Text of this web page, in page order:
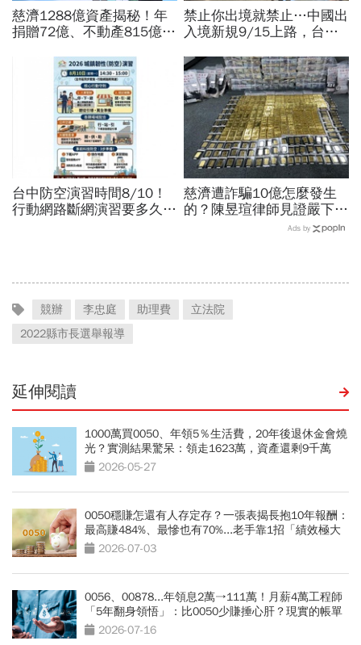
慈濟1288億資產揭秘！年
捐贈72億、不動產815億…
採購經過，他拆解信件批越
禁止你出境就禁止…中國出
入境新規9/15上路，台灣
職業特別注意：前例在這
台中防空演習時間8/10！
行動網路斷網演習要多久、
慈濟遭詐騙10億怎麼發生
的？陳昱瑄律師見證嚴下跪
博信任！豪宅藏158公斤黃
Ads by
競辦 李忠庭 助理費
立法院
2022縣市長選舉報導
延伸閱讀
1000萬買0050、年領5％生活費，20年後退休金會燒
光？實測結果驚呆：領走1623萬，資產還剩9千萬
2026-05-27
0050穩賺怎還有人存定存？一張表揭長抱10年報酬：
最高賺484%、最慘也有70%...老手靠1招「績效極大
化」2026-07-03
0056、00878...年領息2萬→111萬！月薪4萬工程師
「5年翻身領悟」：比0050少賺捶心肝？現實的帳單
更逼人
2026-07-16